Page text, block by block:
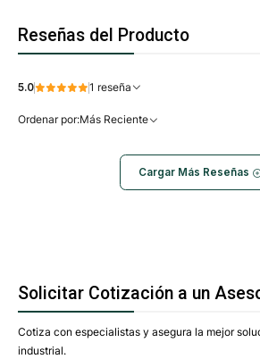
Reseñas del Producto
5.0 1 reseña
Ordenar por:Más Reciente
Cargar Más Reseñas
Solicitar Cotización a un
Cotiza con especialistas y asegura la mejor
industrial.